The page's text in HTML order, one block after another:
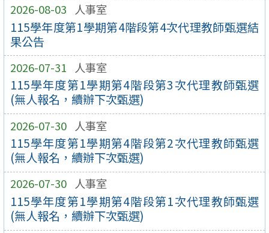
2026-08-03 人事室
115學年度第1學期第4階段第4次代理教師甄選結
果公告
2026-07-31 人事室
115學年度第1學期第4階段第3次代理教師甄選
(無人報名，續辦下次甄選)
2026-07-30 人事室
115學年度第1學期第4階段第2次代理教師甄選
(無人報名，續辦下次甄選)
2026-07-30 人事室
115學年度第1學期第4階段第1次代理教師甄選
(無人報名，續辦下次甄選)